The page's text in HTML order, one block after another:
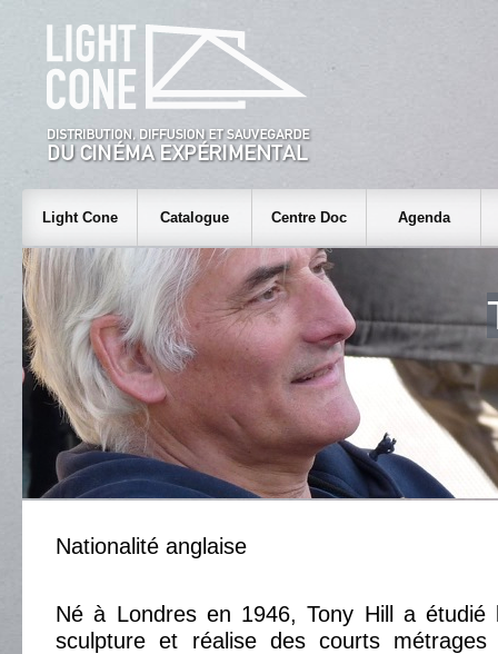
Light Cone Catalogue Centre Doc Agenda
Nationalité anglaise
Né à Londres en 1946, Tony Hill a étudié
sculpture et réalise des courts métrages